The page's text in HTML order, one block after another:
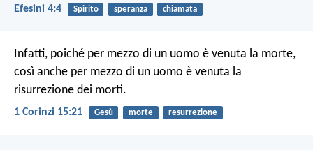
Efesini 4:4 Spirito speranza chiamata
Infatti, poiché per mezzo di un uomo è venuta la morte,
così anche per mezzo di un uomo è venuta la
risurrezione dei morti.
1 Corinzi 15:21 Gesù morte resurrezione